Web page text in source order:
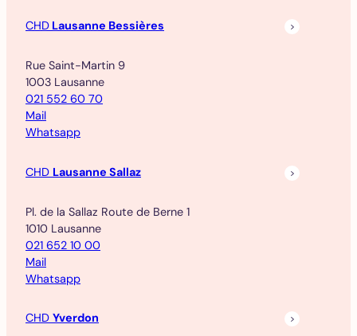
CHD Lausanne Bessières
Rue Saint-Martin 9
1003 Lausanne
021 552 60 70
Mail
Whatsapp
CHD Lausanne Sallaz
Pl. de la Sallaz Route de Berne 1
1010 Lausanne
021 652 10 00
Mail
Whatsapp
CHD Yverdon